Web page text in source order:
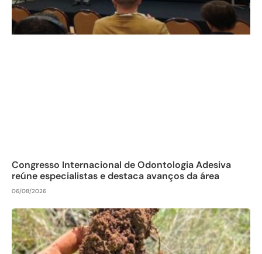
Congresso Internacional de Odontologia Adesiva
reúne especialistas e destaca avanços da área
06/08/2026